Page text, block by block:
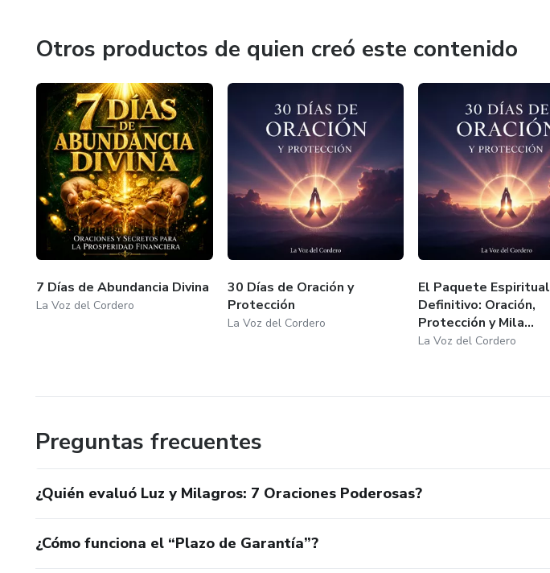
Otros productos de quien creó este contenido
7 Días de Abundancia Divina
La Voz del Cordero
30 Días de Oración y
Protección
La Voz del Cordero
El Paquete Espiritual
Definitivo: Oración,
Protección y Mila...
La Voz del Cordero
Preguntas frecuentes
¿Quién evaluó Luz y Milagros: 7 Oraciones Poderosas?
¿Cómo funciona el “Plazo de Garantía”?